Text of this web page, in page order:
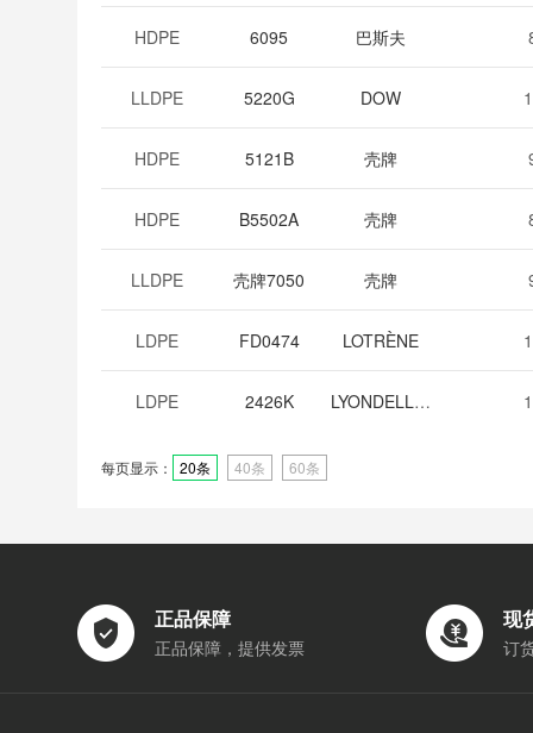
HDPE 6095 巴斯夫
LLDPE 5220G DOW
HDPE 5121B 壳牌
HDPE B5502A 壳牌
LLDPE 壳牌7050 壳牌
LDPE FD0474 LOTRÈNE
LDPE 2426K LYONDELLBASELL
每页显示： 20条 40条 60条
正品保障
正品保障，提供发票
现
订